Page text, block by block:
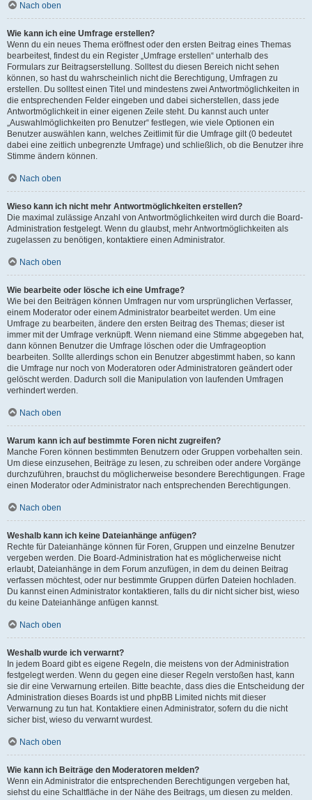
Nach oben
Wie kann ich eine Umfrage erstellen?
Wenn du ein neues Thema eröffnest oder den ersten Beitrag eines Themas
bearbeitest, findest du ein Register „Umfrage erstellen“ unterhalb des
Formulars zur Beitragserstellung. Solltest du diesen Bereich nicht sehen
können, so hast du wahrscheinlich nicht die Berechtigung, Umfragen zu
erstellen. Du solltest einen Titel und mindestens zwei Antwortmöglichkeiten in
die entsprechenden Felder eingeben und dabei sicherstellen, dass jede
Antwortmöglichkeit in einer eigenen Zeile steht. Du kannst auch unter
„Auswahlmöglichkeiten pro Benutzer“ festlegen, wie viele Optionen ein
Benutzer auswählen kann, welches Zeitlimit für die Umfrage gilt (0 bedeutet
dabei eine zeitlich unbegrenzte Umfrage) und schließlich, ob die Benutzer ihre
Stimme ändern können.
Nach oben
Wieso kann ich nicht mehr Antwortmöglichkeiten erstellen?
Die maximal zulässige Anzahl von Antwortmöglichkeiten wird durch die Board-
Administration festgelegt. Wenn du glaubst, mehr Antwortmöglichkeiten als
zugelassen zu benötigen, kontaktiere einen Administrator.
Nach oben
Wie bearbeite oder lösche ich eine Umfrage?
Wie bei den Beiträgen können Umfragen nur vom ursprünglichen Verfasser,
einem Moderator oder einem Administrator bearbeitet werden. Um eine
Umfrage zu bearbeiten, ändere den ersten Beitrag des Themas; dieser ist
immer mit der Umfrage verknüpft. Wenn niemand eine Stimme abgegeben hat,
dann können Benutzer die Umfrage löschen oder die Umfrageoption
bearbeiten. Sollte allerdings schon ein Benutzer abgestimmt haben, so kann
die Umfrage nur noch von Moderatoren oder Administratoren geändert oder
gelöscht werden. Dadurch soll die Manipulation von laufenden Umfragen
verhindert werden.
Nach oben
Warum kann ich auf bestimmte Foren nicht zugreifen?
Manche Foren können bestimmten Benutzern oder Gruppen vorbehalten sein.
Um diese einzusehen, Beiträge zu lesen, zu schreiben oder andere Vorgänge
durchzuführen, brauchst du möglicherweise besondere Berechtigungen. Frage
einen Moderator oder Administrator nach entsprechenden Berechtigungen.
Nach oben
Weshalb kann ich keine Dateianhänge anfügen?
Rechte für Dateianhänge können für Foren, Gruppen und einzelne Benutzer
vergeben werden. Die Board-Administration hat es möglicherweise nicht
erlaubt, Dateianhänge in dem Forum anzufügen, in dem du deinen Beitrag
verfassen möchtest, oder nur bestimmte Gruppen dürfen Dateien hochladen.
Du kannst einen Administrator kontaktieren, falls du dir nicht sicher bist, wieso
du keine Dateianhänge anfügen kannst.
Nach oben
Weshalb wurde ich verwarnt?
In jedem Board gibt es eigene Regeln, die meistens von der Administration
festgelegt werden. Wenn du gegen eine dieser Regeln verstoßen hast, kann
sie dir eine Verwarnung erteilen. Bitte beachte, dass dies die Entscheidung der
Administration dieses Boards ist und phpBB Limited nichts mit dieser
Verwarnung zu tun hat. Kontaktiere einen Administrator, sofern du die nicht
sicher bist, wieso du verwarnt wurdest.
Nach oben
Wie kann ich Beiträge den Moderatoren melden?
Wenn ein Administrator die entsprechenden Berechtigungen vergeben hat,
siehst du eine Schaltfläche in der Nähe des Beitrags, um diesen zu melden.